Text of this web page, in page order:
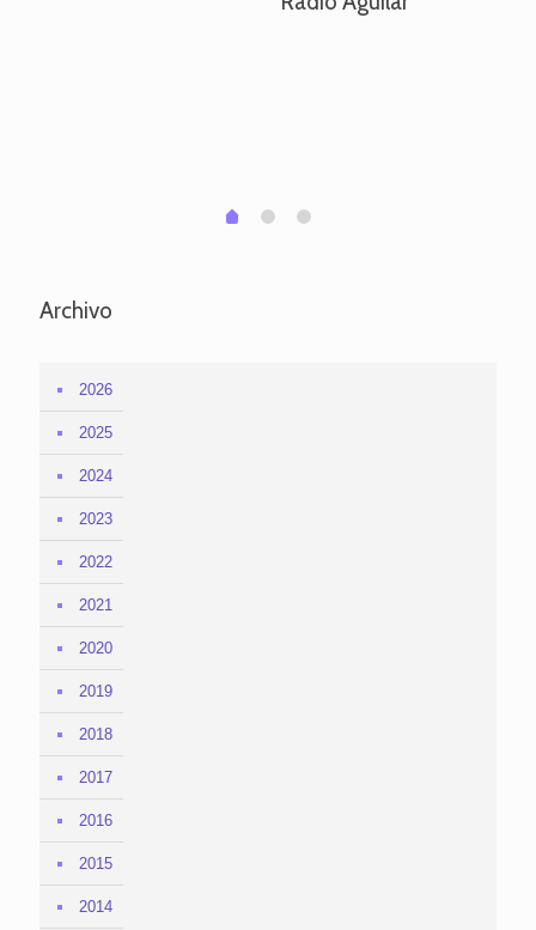
0 1 2
Archivo
2026
2025
2024
2023
2022
2021
2020
2019
2018
2017
2016
2015
2014